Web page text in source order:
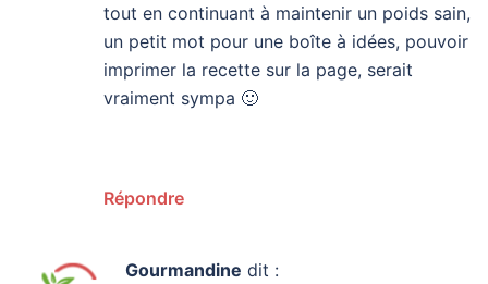
tout en continuant à maintenir un poids sain,
un petit mot pour une boîte à idées, pouvoir
imprimer la recette sur la page, serait
vraiment sympa 🙂
Répondre
Gourmandine dit :